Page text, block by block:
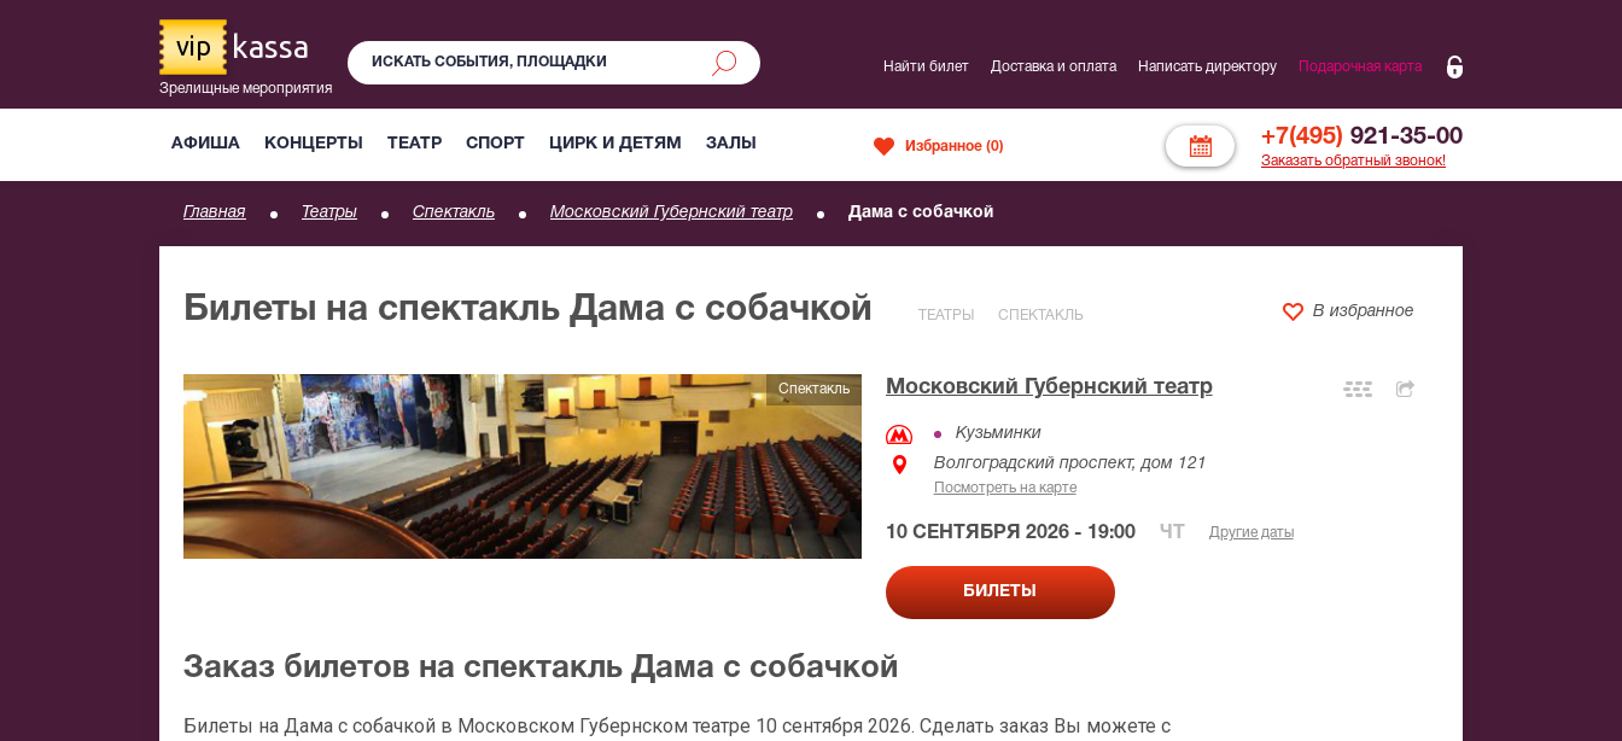
vip kassa
Зрелищные мероприятия
АФИША КОНЦЕРТЫ ТЕАТР СПОРТ ЦИРК И ДЕТЯМ ЗАЛЫ
Найти билет Доставка и оплата Написать директору Подарочная карта
+7(495) 921-35-00
Заказать обратный звонок!
Избранное (0)
Главная Театры Спектакль Московский Губернский театр Дама с собачкой
Билеты на спектакль Дама с собачкой ТЕАТРЫ СПЕКТАКЛЬ В избранное
Спектакль Московский Губернский театр
Кузьминки
Волгоградский проспект, дом 121
Посмотреть на карте
10 СЕНТЯБРЯ 2026 - 19:00 ЧТ Другие даты
БИЛЕТЫ
Заказ билетов на спектакль Дама с собачкой
Билеты на Дама с собачкой в Московском Губернском театре 10 сентября 2026. Сделать заказ Вы можете с